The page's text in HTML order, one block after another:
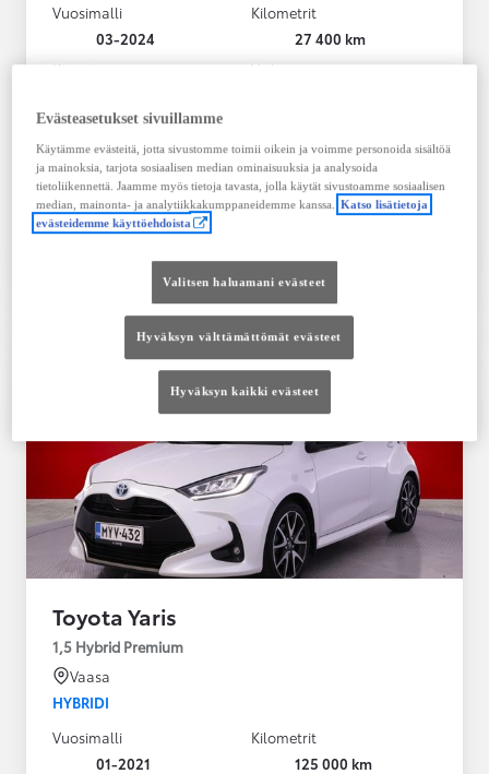
Vuosimalli
03-2024
Kilometrit
27 400 km
Käyttövoima
Bensiini
Vaihteisto
Näytä lisää
36 900,00 €
Tutustu autoon
Vertaile
Toyota Yaris
1,5 Hybrid Premium
Vaasa
HYBRIDI
Vuosimalli
01-2021
Kilometrit
125 000 km
Evästeasetukset sivuillamme
Käytämme evästeitä, jotta sivustomme toimii oikein ja voimme personoida sisältöä
ja mainoksia, tarjota sosiaalisen median ominaisuuksia ja analysoida
tietoliikennettä. Jaamme myös tietoja tavasta, jolla käytät sivustoamme sosiaalisen
median, mainonta- ja analytiikkakumppaneidemme kanssa. Katso lisätietoja
evästeidemme käyttöehdoista
Valitsen haluamani evästeet
Hyväksyn välttämättömät evästeet
Hyväksyn kaikki evästeet